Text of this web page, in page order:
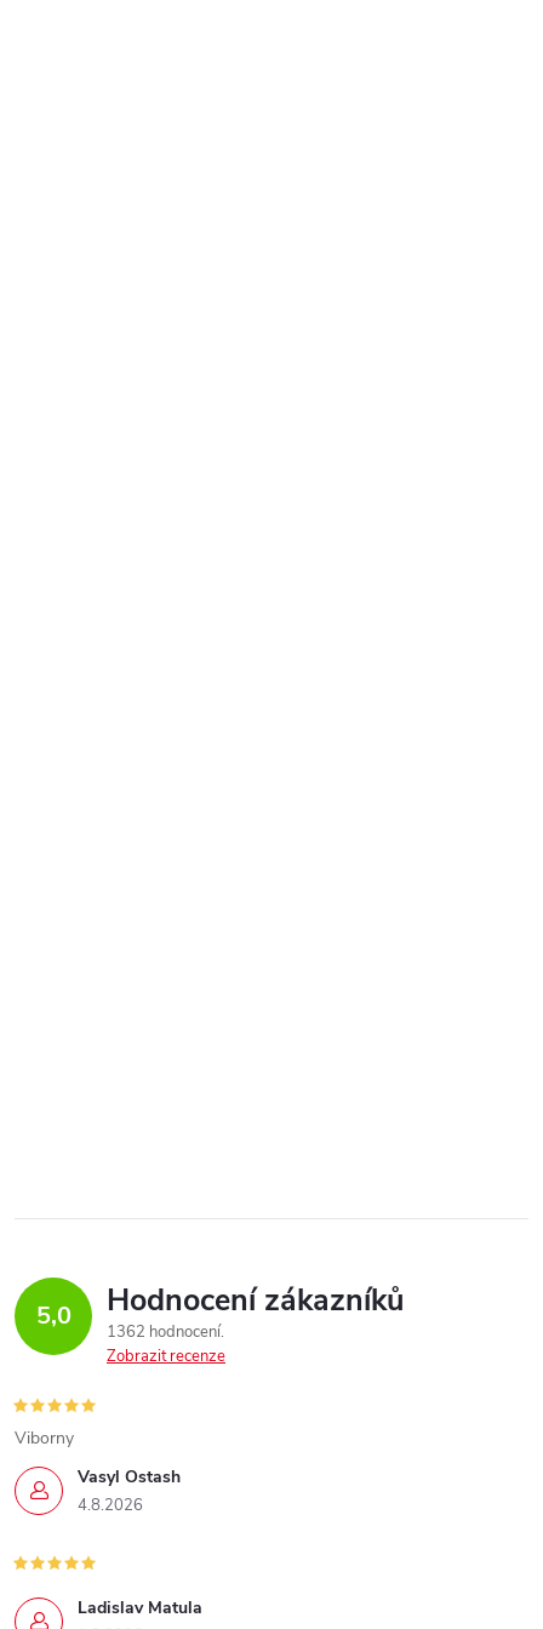
5,0 Hodnocení zákazníků
1362 hodnocení
Zobrazit recenze
Vasyl Ostash
4.8.2026
Viborny
Ladislav Matula